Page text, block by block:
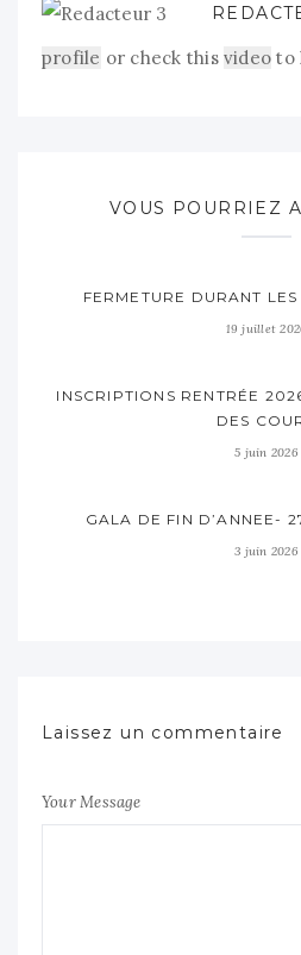
profile or check this video to
VOUS POURRIEZ
FERMETURE DURANT
19 juillet
INSCRIPTIONS RENTRÉE
DES
5 juin 2026
GALA DE FIN D’ANNEE-
3 juin 2026
Laissez un commentaire
Your Message